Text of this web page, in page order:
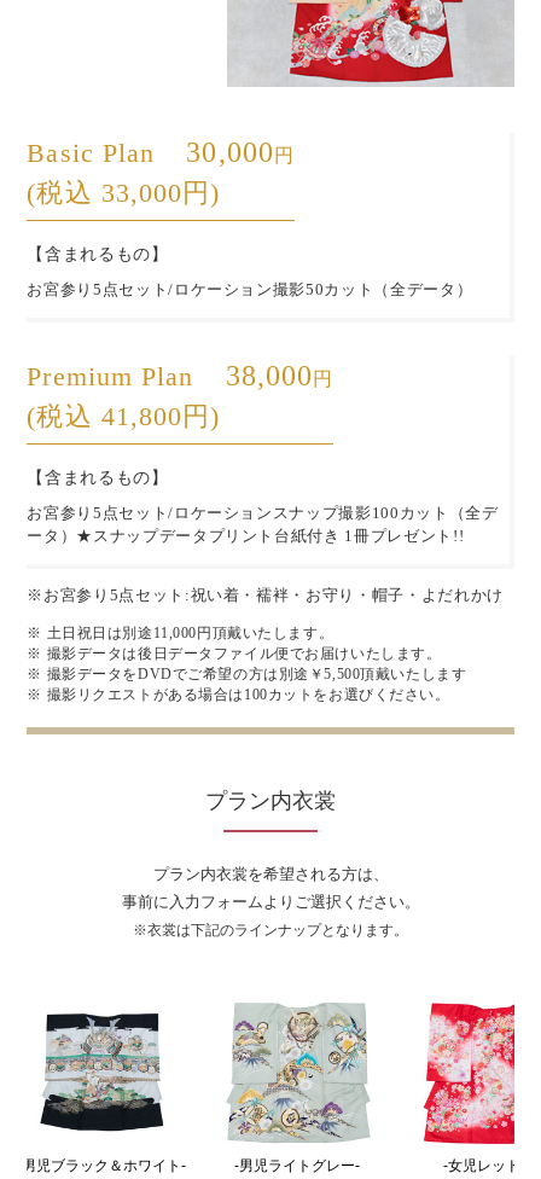
Basic Plan 30,000 円
(税込 33,000円)
【含まれるもの】
お宮参り5点セット/ロケーション撮影50カット（全データ）
Premium Plan 38,000 円
(税込 41,800円)
【含まれるもの】
お宮参り5点セット/ロケーションスナップ撮影100カット（全デ
ータ） ★スナップデータプリント台紙付き 1冊プレゼント!!
※お宮参り5点セット:祝い着・襦袢・お守り・帽子・よだれかけ
※ 土日祝日は別途11,000円頂戴いたします。
※ 撮影データは後日データファイル便でお届けいたします。
※ 撮影データをDVDでご希望の方は別途￥5,500頂戴いたします
※ 撮影リクエストがある場合は100カットをお選びください。
プラン内衣裳
プラン内衣裳を希望される方は、
事前に入力フォームよりご選択ください。
※衣裳は下記のラインナップとなります。
ワイト- -男児ライトグレー- -女児レッド 鞠- -女